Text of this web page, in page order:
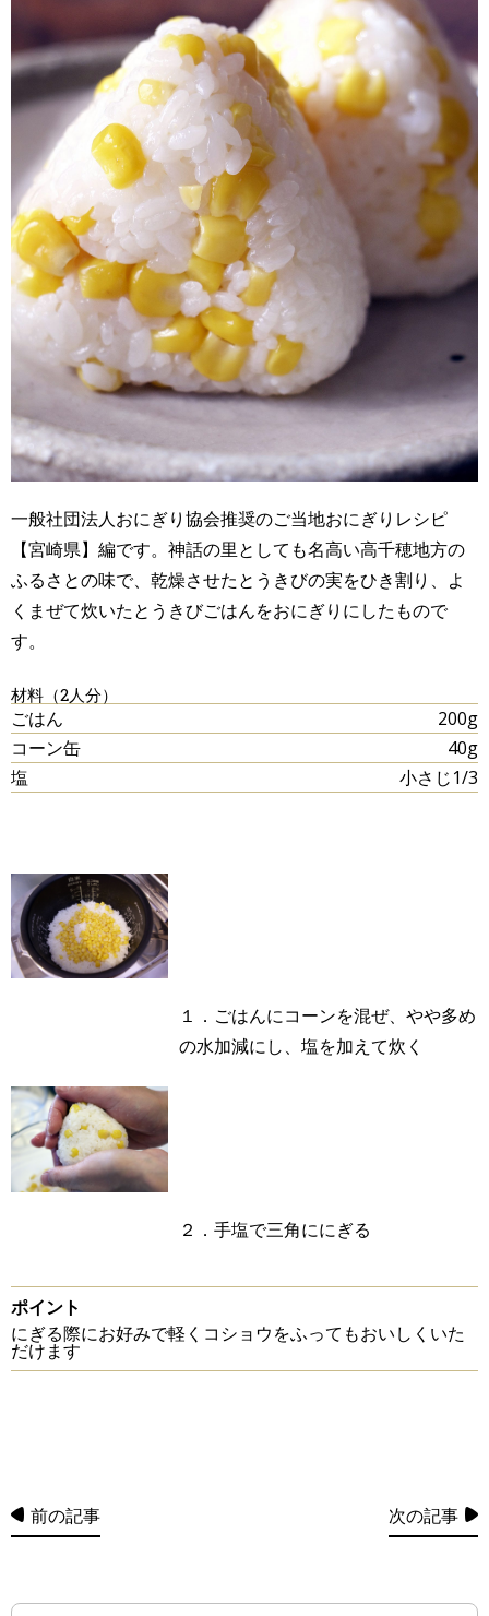
一般社団法人おにぎり協会推奨のご当地おにぎりレシピ
【宮崎県】編です。神話の里としても名高い高千穂地方の
ふるさとの味で、乾燥させたとうきびの実をひき割り、よ
くまぜて炊いたとうきびごはんをおにぎりにしたもので
す。
材料（2人分）
ごはん
200g
コーン缶
40g
塩
小さじ1/3
１．ごはんにコーンを混ぜ、やや多め
の水加減にし、塩を加えて炊く
２．手塩で三角ににぎる
ポイント
にぎる際にお好みで軽くコショウをふってもおいしくいた
だけます
前の記事 次の記事